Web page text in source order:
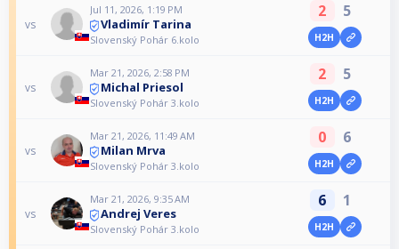
vs
Jul 11, 2026, 1:19 PM
Vladimír Tarina
Slovenský Pohár 6.kolo
2 5
H2H
vs
Mar 21, 2026, 2:58 PM
Michal Priesol
Slovenský Pohár 3.kolo
2 5
H2H
vs
Mar 21, 2026, 11:49 AM
Milan Mrva
Slovenský Pohár 3.kolo
0 6
H2H
vs
Mar 21, 2026, 9:35 AM
Andrej Veres
Slovenský Pohár 3.kolo
6 1
H2H